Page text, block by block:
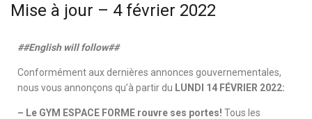
Mise à jour – 4 février 2022
##English will follow##
Conformément aux dernières annonces gouvernementales,
nous vous annonçons qu’à partir du LUNDI 14 FÉVRIER 2022:
– Le GYM ESPACE FORME rouvre ses portes! Tous les